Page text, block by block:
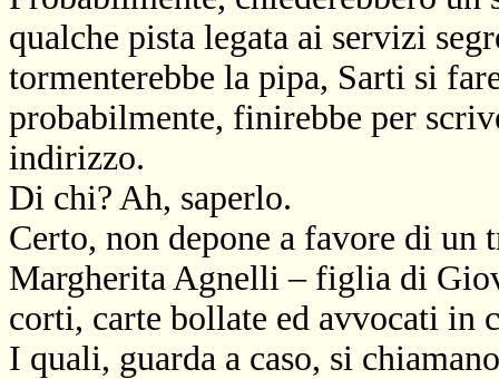
qualche pista legata ai servizi
tormenterebbe la pipa, Sarti si
probabilmente, finirebbe per
indirizzo.
Di chi? Ah, saperlo.
Certo, non depone a favore di
Margherita Agnelli – figlia di
corti, carte bollate ed avvocati in
I quali, guarda a caso, si